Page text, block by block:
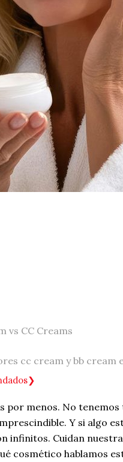
vs CC Creams
cc cream y bb cream
menos. No
Y si algo
infinitos. Cuidan
cosmético hablamos